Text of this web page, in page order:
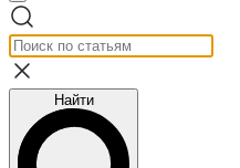
Найти